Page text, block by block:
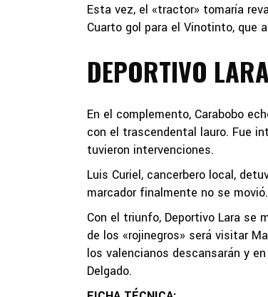
Esta vez, el «tractor» tomaría
Cuarto gol para el Vinotinto, que
DEPORTIVO
En el complemento, Carabobo
con el trascendental lauro. Fue
tuvieron intervenciones.
Luis Curiel, cancerbero local,
marcador finalmente no se movió.
Con el triunfo, Deportivo Lara se
de los «rojinegros» será visitar
los valencianos descansarán y
Delgado.